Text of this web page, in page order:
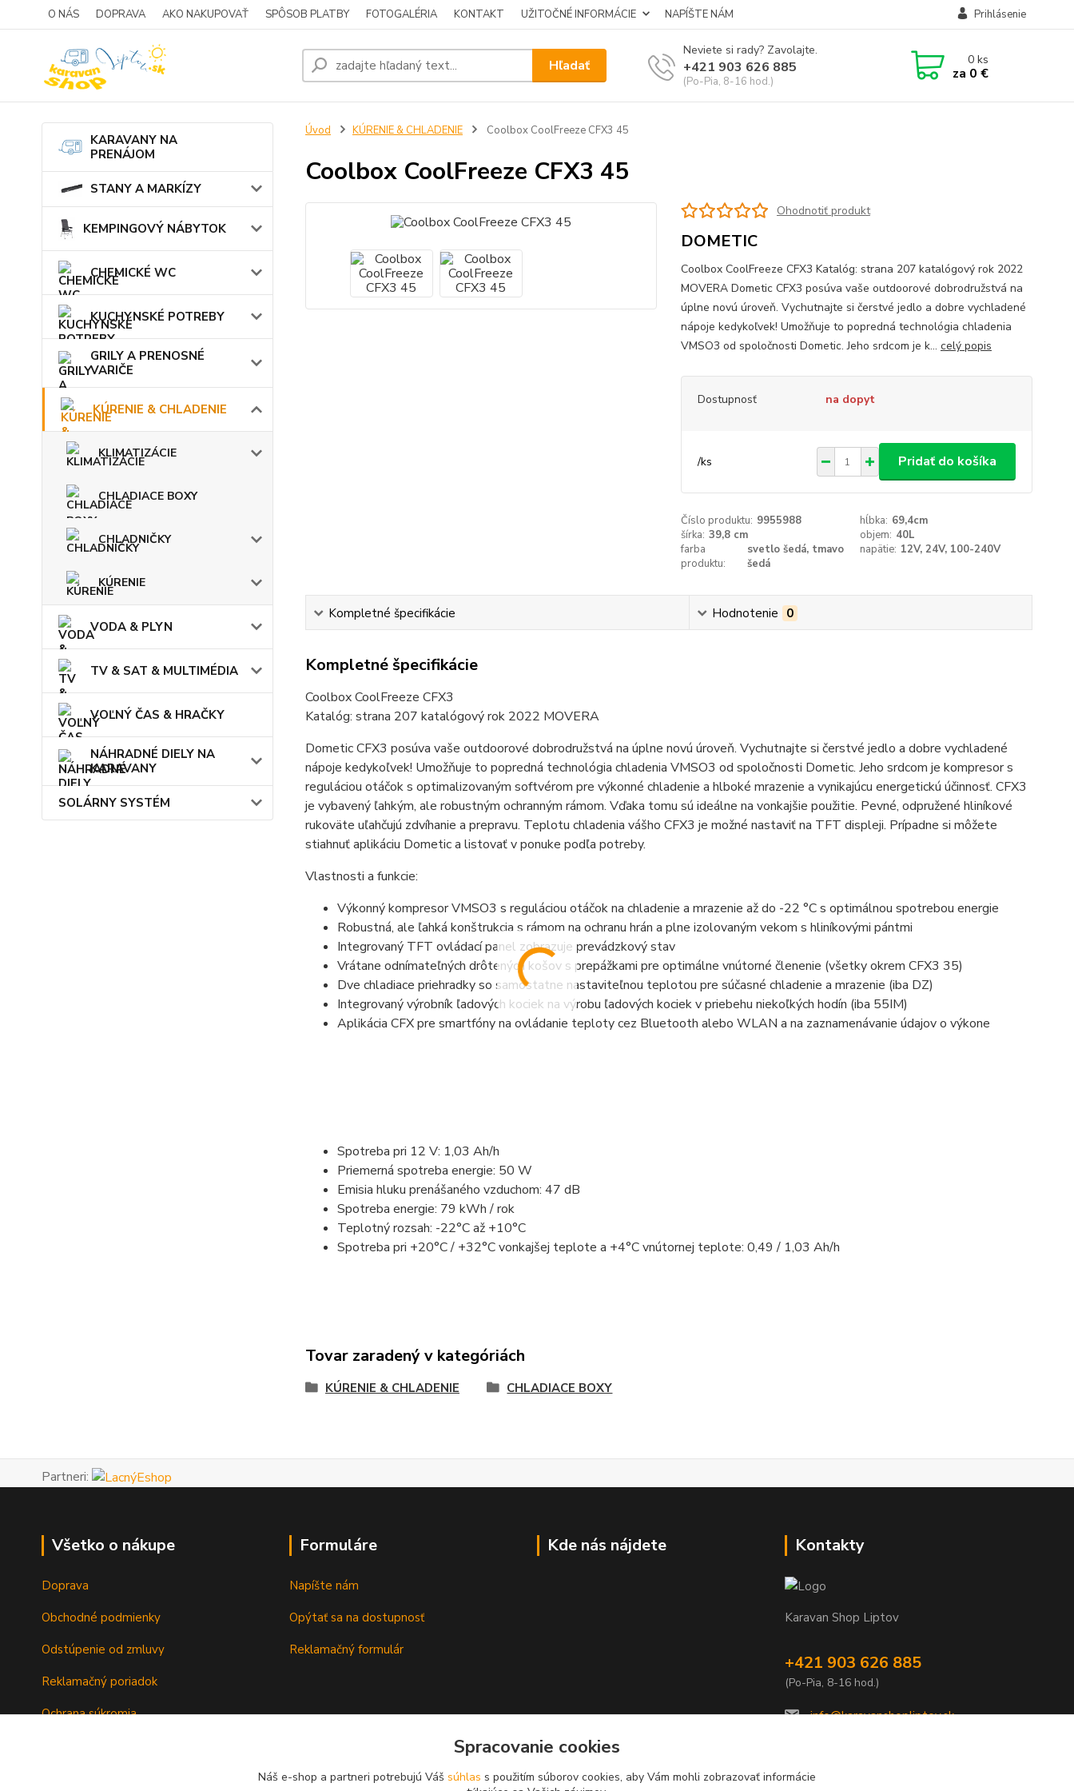
O NÁS DOPRAVA AKO NAKUPOVAŤ SPÔSOB PLATBY FOTOGALÉRIA KONTAKT UŽITOČNÉ INFORMÁCIE NAPÍŠTE NÁM Prihlásenie
Hľadať
Neviete si rady? Zavolajte.
+421 903 626 885
(Po-Pia, 8-16 hod.)
0ks
za 0 €
KARAVANY NA
PRENÁJOM
STANY A MARKÍZY
KEMPINGOVÝ NÁBYTOK
CHEMICKÉ WC
KUCHYNSKÉ POTREBY
GRILY A PRENOSNÉ
VARIČE
KÚRENIE & CHLADENIE
KLIMATIZÁCIE
CHLADIACE BOXY
CHLADNIČKY
KÚRENIE
VODA & PLYN
TV & SAT & MULTIMÉDIA
VOĽNÝ ČAS & HRAČKY
NÁHRADNÉ DIELY NA
KARAVANY
SOLÁRNY SYSTÉM
Úvod KÚRENIE & CHLADENIE Coolbox CoolFreeze CFX3 45
Coolbox CoolFreeze CFX3 45
Ohodnotiť produkt
DOMETIC
Coolbox CoolFreeze CFX3 Katalóg: strana 207 katalógový rok 2022
MOVERA Dometic CFX3 posúva vaše outdoorové dobrodružstvá na
úplne novú úroveň. Vychutnajte si čerstvé jedlo a dobre vychladené
nápoje kedykoľvek! Umožňuje to popredná technológia chladenia
VMSO3 od spoločnosti Dometic. Jeho srdcom je k... celý popis
Dostupnosť na dopyt
/ks Pridať do košíka
Číslo produktu: 9955988 hĺbka: 69,4cm
šírka: 39,8 cm objem: 40L
farba
produktu:
svetlo šedá, tmavo
šedá
napätie: 12V, 24V, 100-240V
Kompletné špecifikácie Hodnotenie 0
Kompletné špecifikácie
Coolbox CoolFreeze CFX3
Katalóg: strana 207 katalógový rok 2022 MOVERA
Dometic CFX3 posúva vaše outdoorové dobrodružstvá na úplne novú úroveň. Vychutnajte si čerstvé jedlo a dobre vychladené
nápoje kedykoľvek! Umožňuje to popredná technológia chladenia VMSO3 od spoločnosti Dometic. Jeho srdcom je kompresor s
reguláciou otáčok s optimalizovaným softvérom pre výkonné chladenie a hlboké mrazenie a vynikajúcu energetickú účinnosť. CFX3
je vybavený ľahkým, ale robustným ochranným rámom. Vďaka tomu sú ideálne na vonkajšie použitie. Pevné, odpružené hliníkové
rukoväte uľahčujú zdvíhanie a prepravu. Teplotu chladenia vášho CFX3 je možné nastaviť na TFT displeji. Prípadne si môžete
stiahnuť aplikáciu Dometic a listovať v ponuke podľa potreby.
Vlastnosti a funkcie:
Výkonný kompresor VMSO3 s reguláciou otáčok na chladenie a mrazenie až do -22 °C s optimálnou spotrebou energie
Robustná, ale ľahká konštrukcia s rámom na ochranu hrán a plne izolovaným vekom s hliníkovými pántmi
Integrovaný TFT ovládací panel zobrazuje prevádzkový stav
Vrátane odnímateľných drôtených košov s prepážkami pre optimálne vnútorné členenie (všetky okrem CFX3 35)
Dve chladiace priehradky so samostatne nastaviteľnou teplotou pre súčasné chladenie a mrazenie (iba DZ)
Integrovaný výrobník ľadových kociek na výrobu ľadových kociek v priebehu niekoľkých hodín (iba 55IM)
Aplikácia CFX pre smartfóny na ovládanie teploty cez Bluetooth alebo WLAN a na zaznamenávanie údajov o výkone
Spotreba pri 12 V: 1,03 Ah/h
Priemerná spotreba energie: 50 W
Emisia hluku prenášaného vzduchom: 47 dB
Spotreba energie: 79 kWh / rok
Teplotný rozsah: -22°C až +10°C
Spotreba pri +20°C / +32°C vonkajšej teplote a +4°C vnútornej teplote: 0,49 / 1,03 Ah/h
Tovar zaradený v kategóriách
KÚRENIE & CHLADENIE CHLADIACE BOXY
Partneri:
Všetko o nákupe
Doprava
Obchodné podmienky
Odstúpenie od zmluvy
Reklamačný poriadok
Ochrana súkromia
Formuláre
Napíšte nám
Opýtať sa na dostupnosť
Reklamačný formulár
Kde nás nájdete Kontakty
Karavan Shop Liptov
+421 903 626 885
(Po-Pia, 8-16 hod.)
info@karavanshopliptov.sk
Spracovanie cookies
Náš e-shop a partneri potrebujú Váš súhlas s použitím súborov cookies, aby Vám mohli zobrazovať informácie